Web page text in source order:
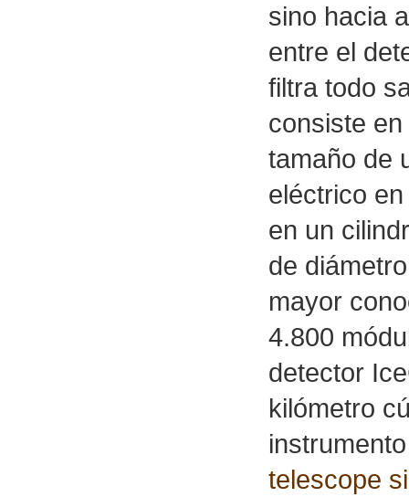
sino hacia
entre el
filtra todo
consiste
tamaño de
eléctrico
en un
de
mayor
4.800
detector
kilómetro
telescope